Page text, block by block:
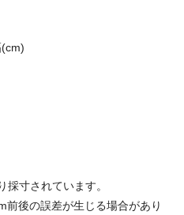
寸されています。
後の誤差が生じる場合があり